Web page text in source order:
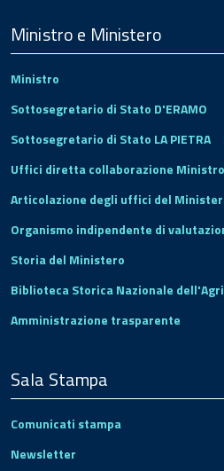
Footer
Ministro e Ministero
Ministro
Sottosegretario di Stato D'ERAMO
Sottosegretario di Stato LA PIETRA
Uffici diretta collaborazione Ministro
Articolazione degli uffici del
Organismo indipendente di
Storia del Ministero
Biblioteca Storica Nazionale
Amministrazione trasparente
Sala Stampa
Comunicati stampa
Newsletter